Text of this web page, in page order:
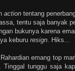
action tentang
tentu saja banyak
bukunya karena
keburu resign. Hiks...
emang top
Tinggal tunggu saja